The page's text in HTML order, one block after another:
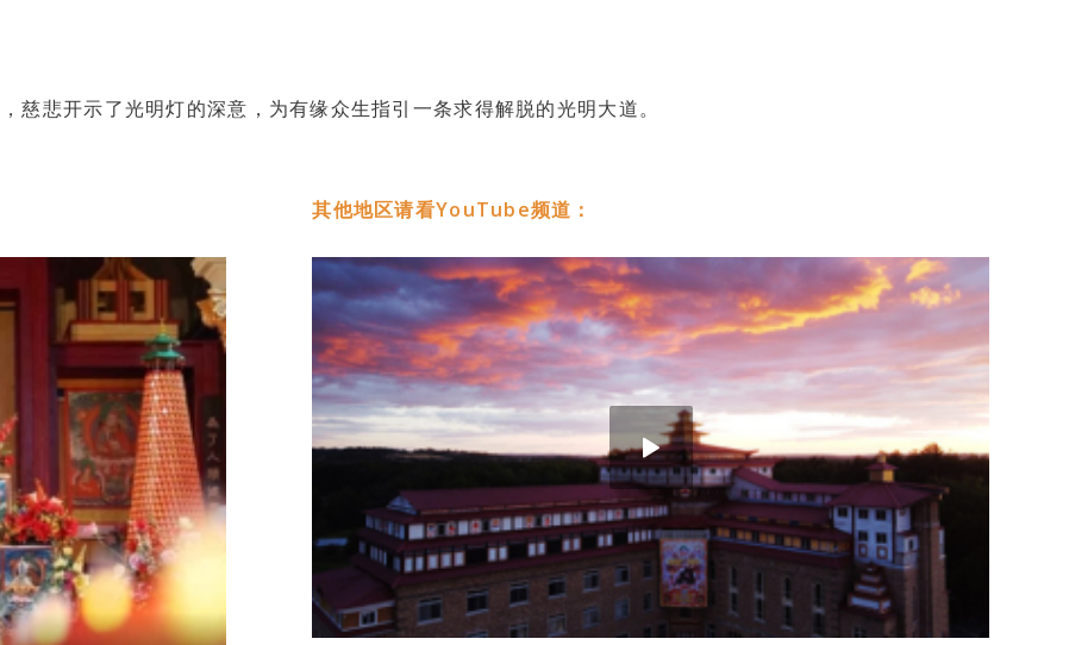
慈悲开示了光明灯的深意，为有缘众生指引一条求得解脱的光明大道。
其他地区请看YouTube频道：